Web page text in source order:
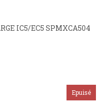
IC5/EC5 SPMXCA504